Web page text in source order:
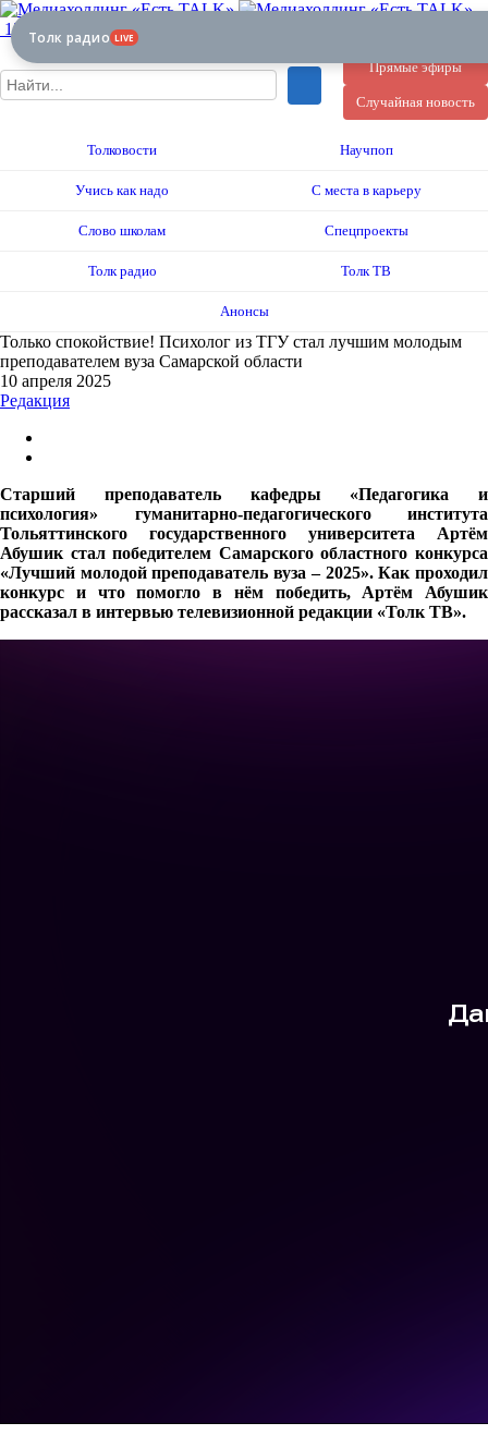
12+
Прямые эфиры
Случайная новость
Толковости Научпоп
Учись как надо С места в карьеру
Слово школам Спецпроекты
Толк радио Толк ТВ
Анонсы
Только спокойствие! Психолог из ТГУ стал лучшим молодым
преподавателем вуза Самарской области
10 апреля 2025
Редакция
Старший преподаватель кафедры «Педагогика и
психология» гуманитарно-педагогического института
Тольяттинского государственного университета Артём
Абушик стал победителем Самарского областного конкурса
«Лучший молодой преподаватель вуза – 2025». Как проходил
конкурс и что помогло в нём победить, Артём Абушик
рассказал в интервью телевизионной редакции «Толк ТВ».
Толк радио LIVE